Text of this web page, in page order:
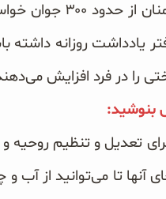
در یک تحقیق،
یادداشت روزانه
را در فرد افزایش
بنوشید:
برای تعدیل و تنظیم
آنها تا می‌توانید از